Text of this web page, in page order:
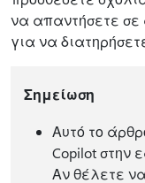
να απαντήσετε σε
για να
Σημείωση
Αυτό το
Copilot στην
Αν θέλετε